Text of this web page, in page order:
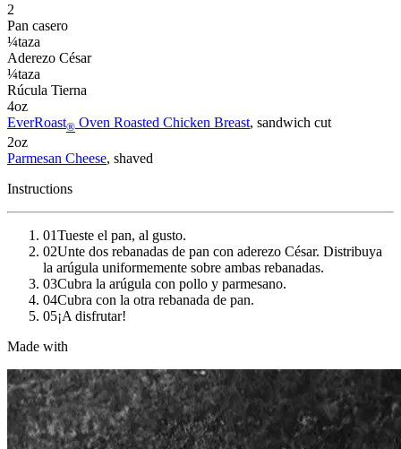
2
Pan casero
¼taza
Aderezo César
¼taza
Rúcula Tierna
4oz
EverRoast® Oven Roasted Chicken Breast, sandwich cut
2oz
Parmesan Cheese, shaved
Instructions
01Tueste el pan, al gusto.
02Unte dos rebanadas de pan con aderezo César. Distribuya
la arúgula uniformemente sobre ambas rebanadas.
03Cubra la arúgula con pollo y parmesano.
04Cubra con la otra rebanada de pan.
05¡A disfrutar!
Made with